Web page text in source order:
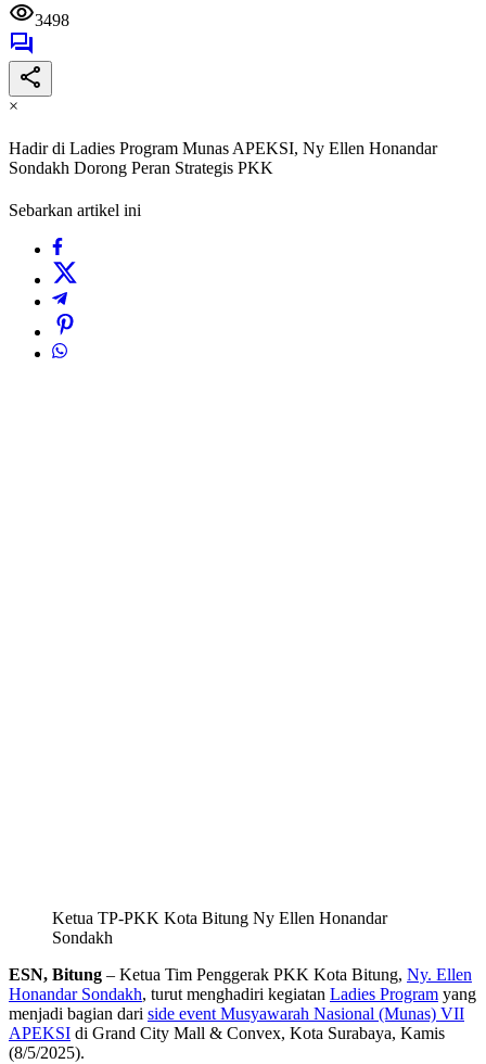
3498
×
Hadir di Ladies Program Munas APEKSI, Ny Ellen Honandar
Sondakh Dorong Peran Strategis PKK
Sebarkan artikel ini
Ketua TP-PKK Kota Bitung Ny Ellen Honandar
Sondakh
ESN, Bitung – Ketua Tim Penggerak PKK Kota Bitung, Ny. Ellen
Honandar Sondakh, turut menghadiri kegiatan Ladies Program yang
menjadi bagian dari side event Musyawarah Nasional (Munas) VII
APEKSI di Grand City Mall & Convex, Kota Surabaya, Kamis
(8/5/2025).